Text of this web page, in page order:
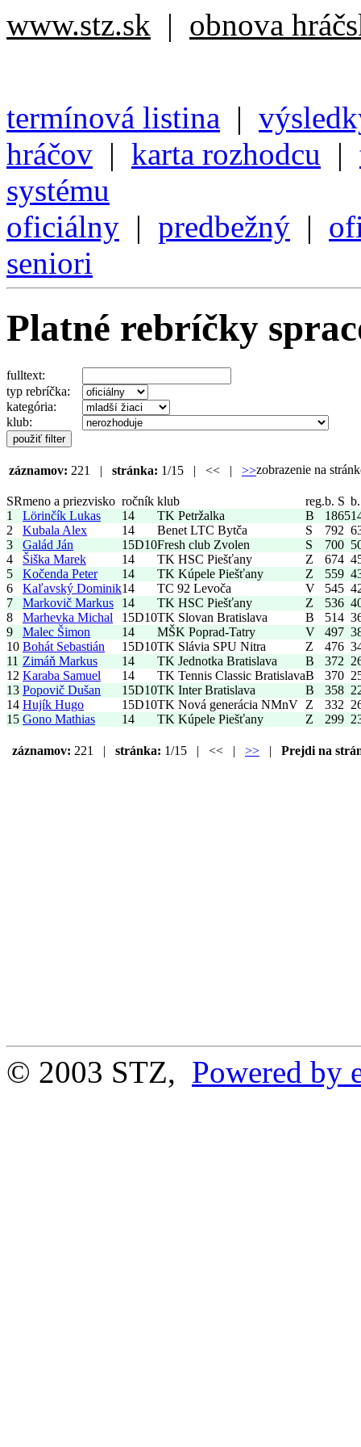
www.stz.sk | obnova
termínová listina |
hráčov | karta rozhodcu |
systému
oficiálny | predbežný |
seniori
Platné rebríčky
fulltext:
typ rebríčka:
kategória:
klub:
záznamov: 221 | stránka: 1/15 | << | >>zobrazenie na
SRmeno a priezvisko ročník klub reg.b. S
1
Lörinčík Lukas 14 TK Petržalka B 1865
2
Kubala Alex 14 Benet LTC Bytča S 792
3
Galád Ján 15D10Fresh club Zvolen S 700
4
Šiška Marek 14 TK HSC Piešťany Z 674
5
Kočenda Peter 14 TK Kúpele Piešťany Z 559
6
Kaľavský Dominik14 TC 92 Levoča V 545
7
Markovič Markus 14 TK HSC Piešťany Z 536
8
Marhevka Michal 15D10TK Slovan Bratislava B 514
9
Malec Šimon 14 MŠK Poprad-Tatry V 497
10 Bohát Sebastián 15D10TK Slávia SPU Nitra Z 476
11 Zimáň Markus 14 TK Jednotka Bratislava B 372
12 Karaba Samuel 14 TK Tennis Classic BratislavaB 370
13 Popovič Dušan 15D10TK Inter Bratislava B 358
14 Hujík Hugo 15D10TK Nová generácia NMnV Z 332
15 Gono Mathias 14 TK Kúpele Piešťany Z 299
záznamov: 221 | stránka: 1/15 | << | >> | Prejdi na
© 2003 STZ, Powered by